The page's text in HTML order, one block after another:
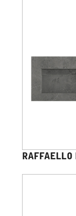
RAFFAELLO